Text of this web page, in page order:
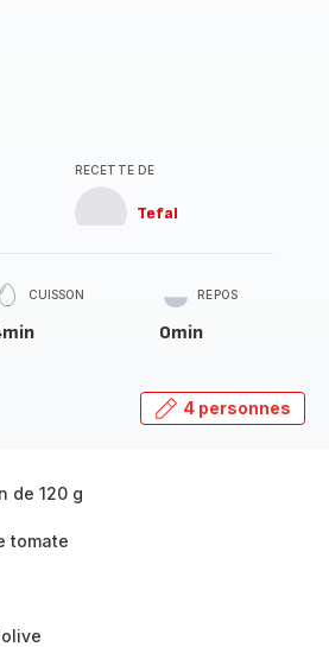
RECETTE DE
Tefal
CUISSON REPOS
0min
4 personnes
de 120 g
tomate